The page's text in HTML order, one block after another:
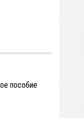
пособие